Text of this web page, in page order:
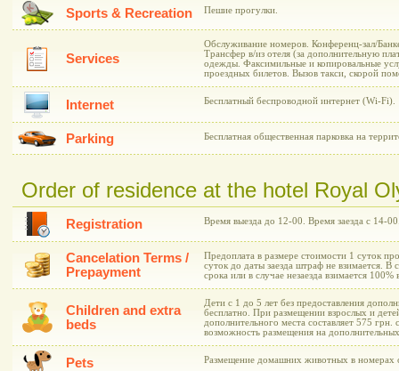
Sports & Recreation Пешие прогулки.
Services
Обслуживание номеров. Конференц-зал/
Трансфер в/из отеля (за дополнительную
одежды. Факсимильные и копировальные
проездных билетов. Вызов такси, скорой
Internet Бесплатный беспроводной интернет (Wi-Fi).
Parking Бесплатная общественная парковка на
Order of residence at the hotel Royal
Registration Время выезда до 12-00. Время заезда с 14-
Cancelation Terms /
Prepayment
Предоплата в размере стоимости 1 суток
суток до даты заезда штраф не взимается. В
срока или в случае незаезда взимается
Children and extra
beds
Дети с 1 до 5 лет без предоставления
бесплатно. При размещении взрослых и
дополнительного места составляет 575 грн.
возможность размещения на
Pets Размещение домашних животных в номерах